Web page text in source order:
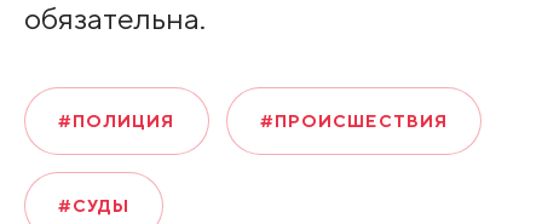
обязательна.
#ПОЛИЦИЯ #ПРОИСШЕСТВИЯ
#СУДЫ